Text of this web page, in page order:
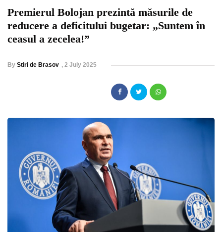
Premierul Bolojan prezintă măsurile de
reducere a deficitului bugetar: „Suntem în
ceasul a zecelea!”
By Stiri de Brasov , 2 July 2025